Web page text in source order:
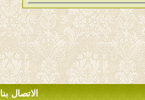
الاتصال بنا